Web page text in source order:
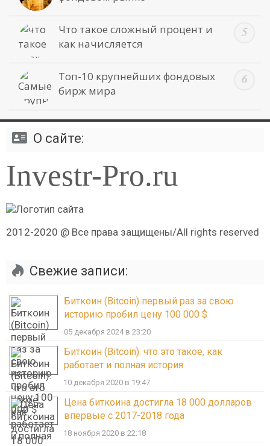
Что такое сложный процент и
как начисляется
Топ-10 крупнейших фондовых
бирж мира
О сайте:
Investr-Pro.ru
2012-2020 @ Все права защищены/All rights reserved
Свежие записи:
Биткоин (Bitcoin) первый раз за свою
историю пробил цену 100 000 $
05 декабря 2024 в 23:20
Биткоин (Bitcoin): что это такое, как
работает и полная история
10 декабря 2020 в 19:47
Цена биткоина достигла 18 000 долларов
впервые с 2017-2018 года
18 ноября 2020 в 22:18